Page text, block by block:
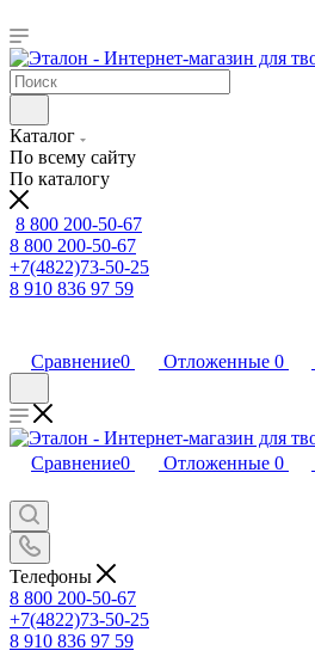
Каталог
По всему сайту
По каталогу
8 800 200-50-67
8 800 200-50-67
+7(4822)73-50-25
8 910 836 97 59
Сравнение0 Отложенные 0
Сравнение0 Отложенные 0
Телефоны
8 800 200-50-67
+7(4822)73-50-25
8 910 836 97 59